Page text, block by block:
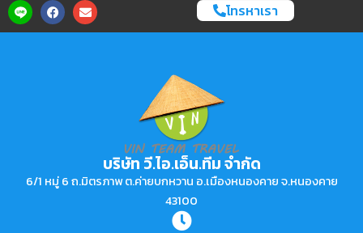
โทรหาเรา
บริษัท วี.ไอ.เอ็น.ทีม จำกัด
6/1 หมู่ 6 ถ.มิตรภาพ ต.ค่ายบกหวาน อ.เมืองหนองคาย จ.หนองคาย
43100